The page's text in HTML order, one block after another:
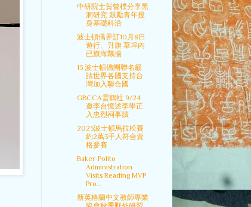
中研院士賀曾樸分享黑
洞研究 鼓勵青年投
身基礎科沿
波士頓僑界訂10月8日
遊行、升旗 華埠內
已旗海飄揚
13 波士頓僑團聯名籲
請世界各國支持台
灣加入聯合國
GBCCA雲鶴社 9/24
邀李台憶述李學正
入忠烈祠事蹟
2023波士頓馬拉松賽
約2萬3千人符合資
格參賽
Baker-Polito
Administration
Visits Reading MVP
Pro...
新英格蘭中文教師專業